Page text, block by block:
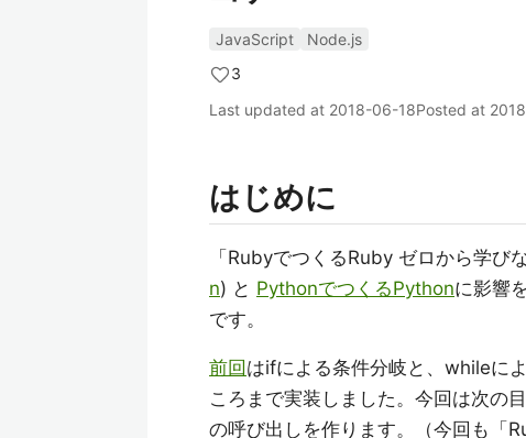
JavaScript
Node.js
3
Last updated at 2018-06-18Posted at
はじめに
「RubyでつくるRuby ゼロから学び
n) と PythonでつくるPythonに影響
です。
前回 はifによる条件分岐と、whileに
ころまで実装しました。今回は次の
の呼び出しを作ります。（今回も「